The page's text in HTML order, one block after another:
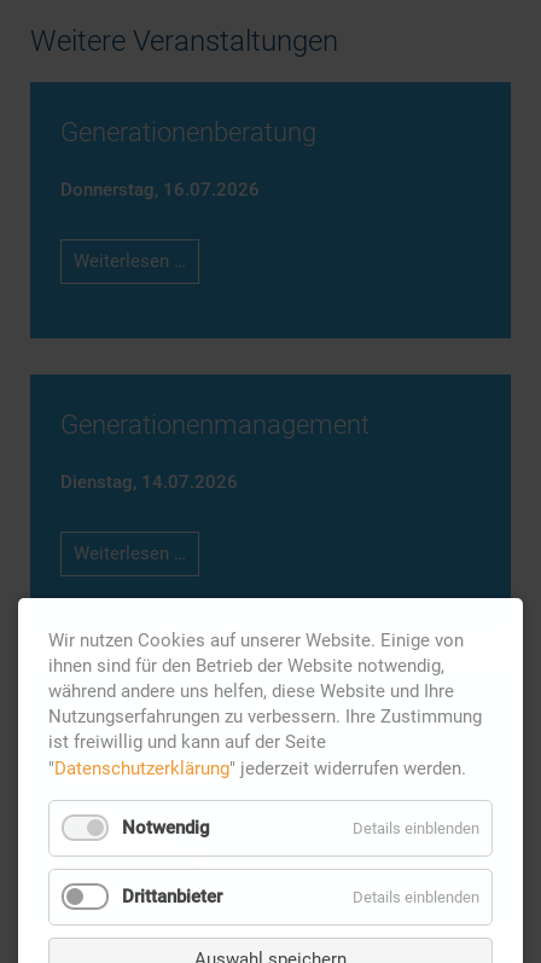
Weitere Veranstaltungen
Generationenberatung
Donnerstag, 16.07.2026
Weiterlesen …
Generationenmanagement
Dienstag, 14.07.2026
Weiterlesen …
Generationenberatung
Freitag,10.07.2026
Weiterlesen … Generationenberatung
Wir nutzen Cookies auf unserer Website. Einige von
ihnen sind für den Betrieb der Website notwendig,
während andere uns helfen, diese Website und Ihre
Nutzungserfahrungen zu verbessern. Ihre Zustimmung
ist freiwillig und kann auf der Seite
"Datenschutzerklärung" jederzeit widerrufen werden.
Notwendig Details einblenden
Drittanbieter Details einblenden